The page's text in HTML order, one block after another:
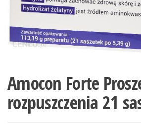
Amocon Forte
rozpuszczenia 21